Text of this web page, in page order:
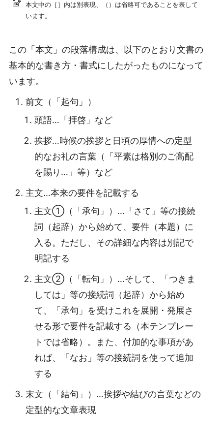
本文中の［］内は別表現、（）は省略可であることを表して
います。
この「本文」の段落構成は、以下のとおり文書の
基本的な書き方・書式にしたがったものになって
います。
前文（「起句」）
頭語…「拝啓」など
挨拶…時候の挨拶と日頃の厚情への定型
的なお礼の言葉（「平素は格別のご高配
を賜り…」等）など
主文…本来の要件を記載する
主文①（「承句」）…「さて」等の接続
詞（起辞）から始めて、要件（本題）に
入る。ただし、その詳細な内容は別記で
明記する
主文②（「転句」）…そして、「つきま
しては」等の接続詞（起辞）から始め
て、「承句」を受けこれを展開・発展さ
せる形で要件を記載する（本テンプレー
トでは省略）。また、付加的な事項があ
れば、「なお」等の接続詞を使って追加
する
末文（「結句」）…挨拶や結びの言葉などの
定型的な文章表現